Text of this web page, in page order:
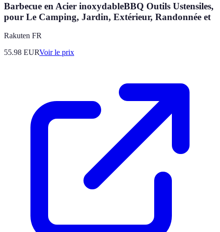
Barbecue en Acier inoxydableBBQ Outils Ustensiles,
pour Le Camping, Jardin, Extérieur, Randonnée et
Rakuten FR
55.98 EURVoir le prix